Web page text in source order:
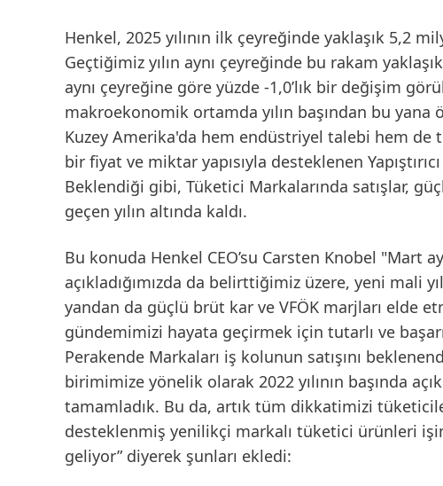
Henkel, 2025 yılının ilk çeyreğinde yaklaşık 5,2
Geçtiğimiz yılın aynı çeyreğinde bu rakam
aynı çeyreğine göre yüzde -1,0’lık bir değişim
makroekonomik ortamda yılın başından bu
Kuzey Amerika'da hem endüstriyel talebi hem de
bir fiyat ve miktar yapısıyla desteklenen
Beklendiği gibi, Tüketici Markalarında satışlar,
geçen yılın altında kaldı.
Bu konuda Henkel CEO’su Carsten Knobel "Mart
açıkladığımızda da belirttiğimiz üzere, yeni mali
yandan da güçlü brüt kar ve VFÖK marjları elde
gündemimizi hayata geçirmek için tutarlı ve
Perakende Markaları iş kolunun satışını
birimimize yönelik olarak 2022 yılının başında
tamamladık. Bu da, artık tüm dikkatimizi
desteklenmiş yenilikçi markalı tüketici ürünleri
geliyor” diyerek şunları ekledi: